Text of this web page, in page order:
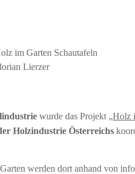
Lierzer
wurde das Projekt „Holz
Holzindustrie Österreichs
werden dort anhand von